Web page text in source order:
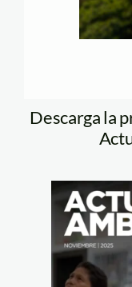
Descarga la